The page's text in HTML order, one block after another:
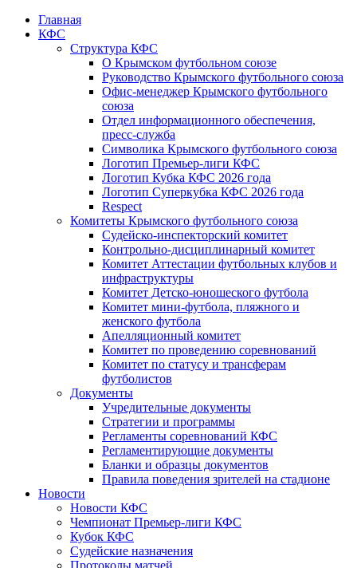
Главная
КФС
Структура КФС
О Крымском футбольном союзе
Руководство Крымского футбольного союза
Офис-менеджер Крымского футбольного
союза
Отдел информационного обеспечения,
пресс-служба
Символика Крымского футбольного союза
Логотип Премьер-лиги КФС
Логотип Кубка КФС 2026 года
Логотип Суперкубка КФС 2026 года
Respect
Комитеты Крымского футбольного союза
Судейско-инспекторский комитет
Контрольно-дисциплинарный комитет
Комитет Аттестации футбольных клубов и
инфраструктуры
Комитет Детско-юношеского футбола
Комитет мини-футбола, пляжного и
женского футбола
Апелляционный комитет
Комитет по проведению соревнований
Комитет по статусу и трансферам
футболистов
Документы
Учредительные документы
Стратегии и программы
Регламенты соревнований КФС
Регламентирующие документы
Бланки и образцы документов
Правила поведения зрителей на стадионе
Новости
Новости КФС
Чемпионат Премьер-лиги КФС
Кубок КФС
Судейские назначения
Протоколы матчей